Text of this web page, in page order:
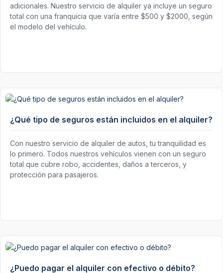
adicionales. Nuestro servicio de alquiler ya incluye un seguro
total con una franquicia que varía entre $500 y $2000, según
el modelo del vehículo.
¿Qué tipo de seguros están incluidos en el alquiler?
Con nuestro servicio de alquiler de autos, tu tranquilidad es
lo primero. Todos nuestros vehículos vienen con un seguro
total que cubre robo, accidentes, daños a terceros, y
protección para pasajeros.
¿Puedo pagar el alquiler con efectivo o débito?